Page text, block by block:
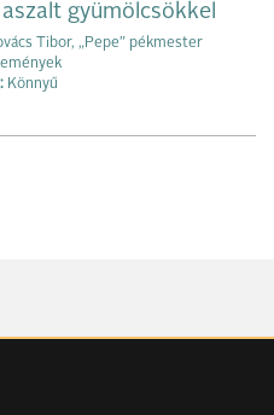
gyümölcsökkel
Tibor, „Pepe” pékmester
Könnyű